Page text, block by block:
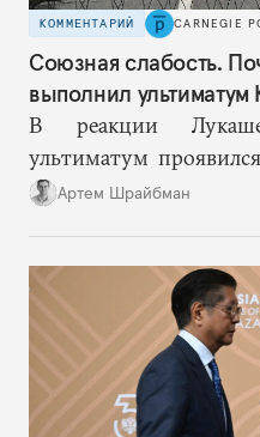
КОММЕНТАРИЙ CARNEGIE
Союзная слабость.
выполнил ультиматум
В реакции
ультиматум
вероятный сценарий
надежность России как
Артем Шрайбман